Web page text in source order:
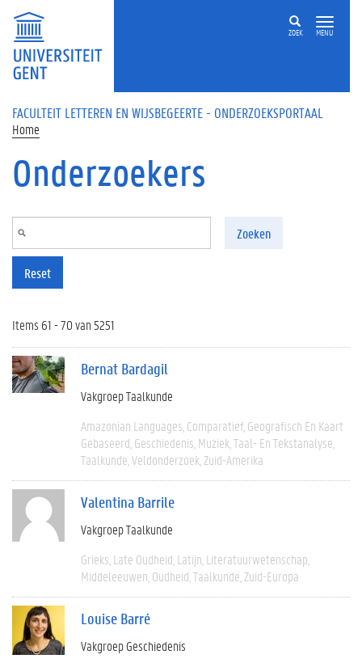
Overslaan en naar de inhoud gaan
ZOEK MENU
FACULTEIT LETTEREN EN WIJSBEGEERTE - ONDERZOEKSPORTAAL
Home
Onderzoekers
Zoeken
Reset
Items 61 - 70 van 5251
Bernat Bardagil
Vakgroep Taalkunde
Amazonian Languages Comparatief Geografisch En Kaart
Gebaseerd Geschiedenis Muziek Taal- En Tekstanalyse
Taalkunde Veldonderzoek Zuid-Amerika
Valentina Barrile
Vakgroep Taalkunde
Grieks Late Oudheid Latijn Literatuurwetenschap
Middeleeuwen Oudheid Taalkunde Zuid-Europa
Louise Barré
Vakgroep Geschiedenis